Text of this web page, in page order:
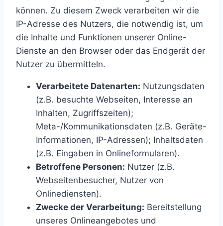
können. Zu diesem Zweck verarbeiten wir die
IP-Adresse des Nutzers, die notwendig ist, um
die Inhalte und Funktionen unserer Online-
Dienste an den Browser oder das Endgerät der
Nutzer zu übermitteln.
Verarbeitete Datenarten: Nutzungsdaten
(z.B. besuchte Webseiten, Interesse an
Inhalten, Zugriffszeiten);
Meta-/Kommunikationsdaten (z.B. Geräte-
Informationen, IP-Adressen); Inhaltsdaten
(z.B. Eingaben in Onlineformularen).
Betroffene Personen: Nutzer (z.B.
Webseitenbesucher, Nutzer von
Onlinediensten).
Zwecke der Verarbeitung: Bereitstellung
unseres Onlineangebotes und